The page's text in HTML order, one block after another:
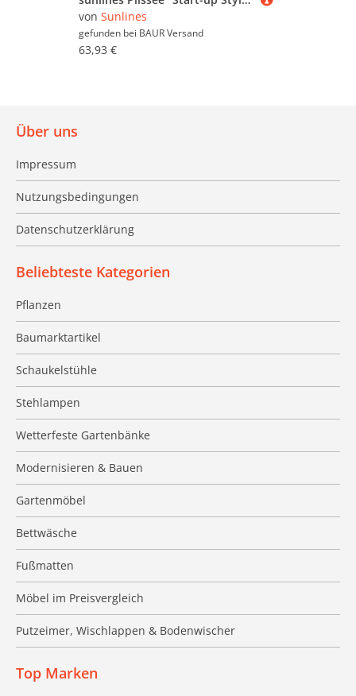
von Sunlines
gefunden bei BAUR Versand
63,93 €
Über uns
Impressum
Nutzungsbedingungen
Datenschutzerklärung
Beliebteste Kategorien
Pflanzen
Baumarktartikel
Schaukelstühle
Stehlampen
Wetterfeste Gartenbänke
Modernisieren & Bauen
Gartenmöbel
Bettwäsche
Fußmatten
Möbel im Preisvergleich
Putzeimer, Wischlappen & Bodenwischer
Top Marken